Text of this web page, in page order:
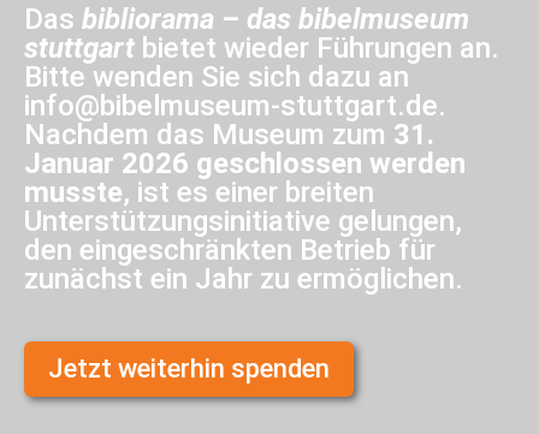
Das bibliorama – das bibelmuseum
stuttgart bietet wieder Führungen an.
Bitte wenden Sie sich dazu an
info@bibelmuseum-stuttgart.de.
Nachdem das Museum zum 31.
Januar 2026 geschlossen werden
musste, ist es einer breiten
Unterstützungsinitiative gelungen,
den eingeschränkten Betrieb für
zunächst ein Jahr zu ermöglichen.
Jetzt weiterhin spenden